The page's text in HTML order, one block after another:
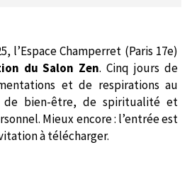
l’Espace Champerret (Paris 17e)
du Salon Zen. Cinq jours de
et de respirations au
bien-être, de spiritualité et
Mieux encore : l’entrée est
à télécharger.